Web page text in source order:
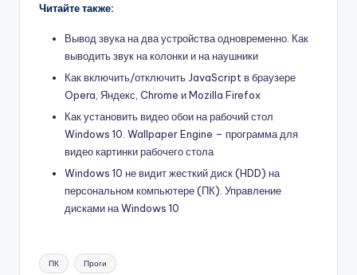
Читайте также:
Вывод звука на два устройства одновременно. Как
выводить звук на колонки и на наушники
Как включить/отключить JavaScript в браузере
Opera, Яндекс, Chrome и Mozilla Firefox
Как установить видео обои на рабочий стол
Windows 10. Wallpaper Engine – программа для
видео картинки рабочего стола
Windows 10 не видит жесткий диск (HDD) на
персональном компьютере (ПК). Управление
дисками на Windows 10
Метки:
ПК Проги